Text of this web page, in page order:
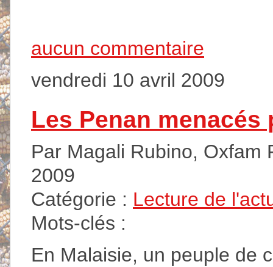
aucun commentaire
vendredi 10 avril 2009
Les Penan
Par Magali Rubino, Oxfam
2009
Catégorie : Lecture de
Mots-clés :
En Malaisie, un peuple de